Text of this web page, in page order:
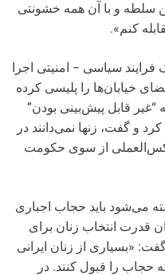
سلطه و با آن همه خشونتی
کنم».
سیاسی − امنیتی اجرا
خیابان‌ها را پلیسی کرده
قابل پیش‌بینی بودن”
و گفت، زنها نمی‌دانند در
از سوی حکومت
می‌شود باید حجاب اجباری
قدرت انتخاب زنان برای
«بسیاری از زنان ایرانی
حجاب را قبول کنند. در